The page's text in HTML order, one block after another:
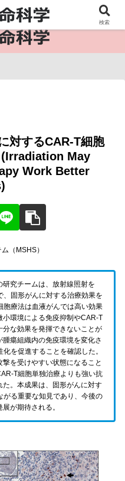
情報インフラ。
対するCAR-T細胞
(Irradiation May
Work Better
（MSHS）
究チームは、放射線照射を
固形がんに対する治療効果を
療法は血液がんでは高い効果
環境による免疫抑制やCAR-T
な効果を発揮できないことが
瘍組織内の免疫環境を変化さ
を促進することを確認した。
を受けやすい状態になること
T細胞単独治療よりも強い抗
。本成果は、固形がんに対す
がる重要な知見であり、今後の
が期待される。
検索